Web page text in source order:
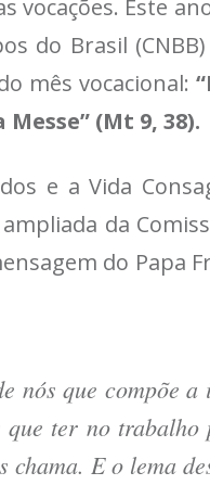
vocações. Este
do Brasil
mês vocacional:
(Mt 9, 38).
e a Vida
da
do Papa
nós que compõe
ter no trabalho
E o lema